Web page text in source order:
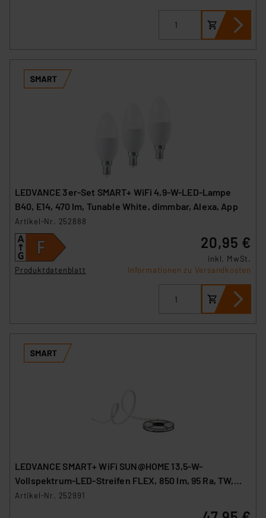
LEDVANCE 3er-Set SMART+ WiFi 4,9-W-LED-Lampe
B40, E14, 470 lm, Tunable White, dimmbar, Alexa, App
Artikel-Nr. 252888
Produktdatenblatt
20,95 €
inkl. MwSt.
Informationen zu Versandkosten
LEDVANCE SMART+ WiFi SUN@HOME 13,5-W-
Vollspektrum-LED-Streifen FLEX, 850 lm, 95 Ra, TW,
IP20, 3 m
Artikel-Nr. 252991